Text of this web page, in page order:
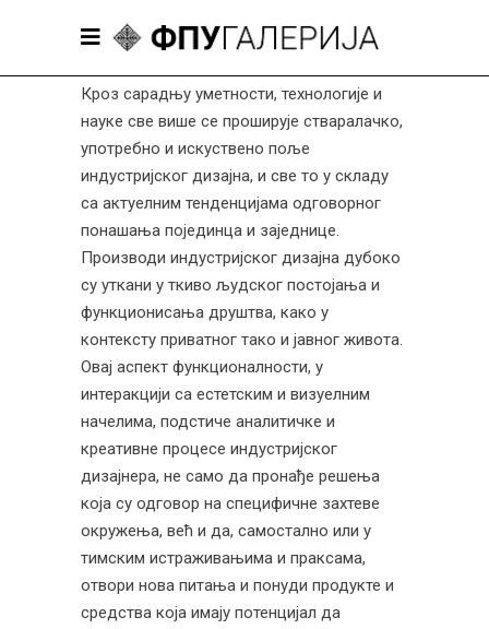
Кроз сарадњу уметности, технологије и
науке све више се проширује стваралачко,
употребно и искуствено поље
индустријског дизајна, и све то у складу
са актуелним тенденцијама одговорног
понашања појединца и заједнице.
Производи индустријског дизајна дубоко
су уткани у ткиво људског постојања и
функционисања друштва, како у
контексту приватног тако и јавног живота.
Овај аспект функционалности, у
интеракцији са естетским и визуелним
начелима, подстиче аналитичке и
креативне процесе индустријског
дизајнера, не само да пронађе решења
која су одговор на специфичне захтеве
окружења, већ и да, самостално или у
тимским истраживањима и праксама,
отвори нова питања и понуди продукте и
средства која имају потенцијал да